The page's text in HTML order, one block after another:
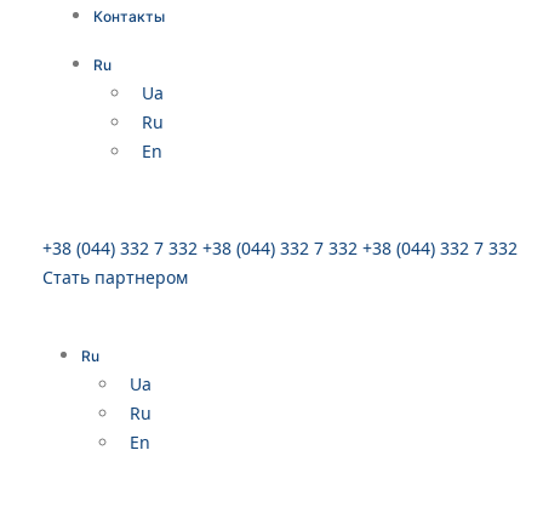
Контакты
Ru
Ua
Ru
En
+38 (044) 332 7 332 +38 (044) 332 7 332 +38 (044) 332 7 332
Стать партнером
Ru
Ua
Ru
En